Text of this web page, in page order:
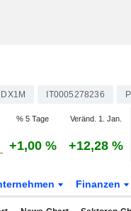
IT0005278236
% 5 Tage Veränd. 1. Jan.
+1,00 % +12,28 %
Finanzen